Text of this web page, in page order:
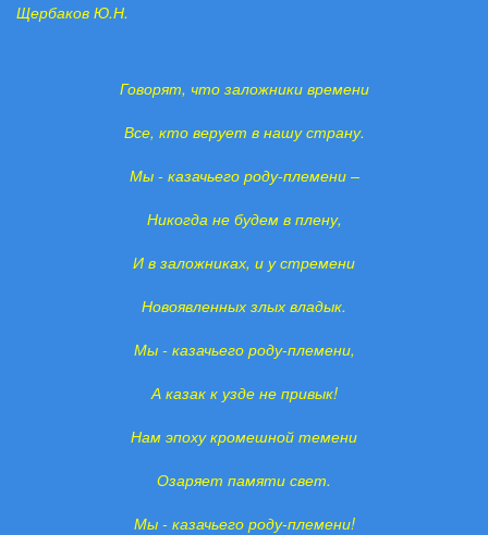
Щербаков Ю.Н.
Говорят, что заложники времени
Все, кто верует в нашу страну.
Мы - казачьего роду-племени –
Никогда не будем в плену,
И в заложниках, и у стремени
Новоявленных злых владык.
Мы - казачьего роду-племени,
А казак к узде не привык!
Нам эпоху кромешной темени
Озаряет памяти свет.
Мы - казачьего роду-племени!